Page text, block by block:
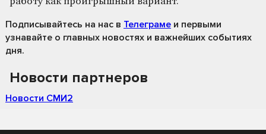
Подписывайтесь на нас в Телеграме и первыми
узнавайте о главных новостях и важнейших событиях
дня.
Новости партнеров
Новости СМИ2